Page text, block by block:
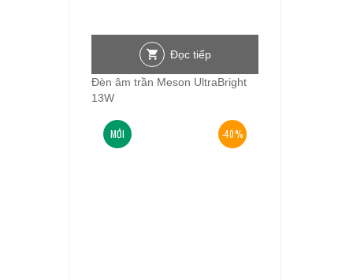
Đọc tiếp
Đèn âm trần Meson UltraBright
13W
-40%
MỚI